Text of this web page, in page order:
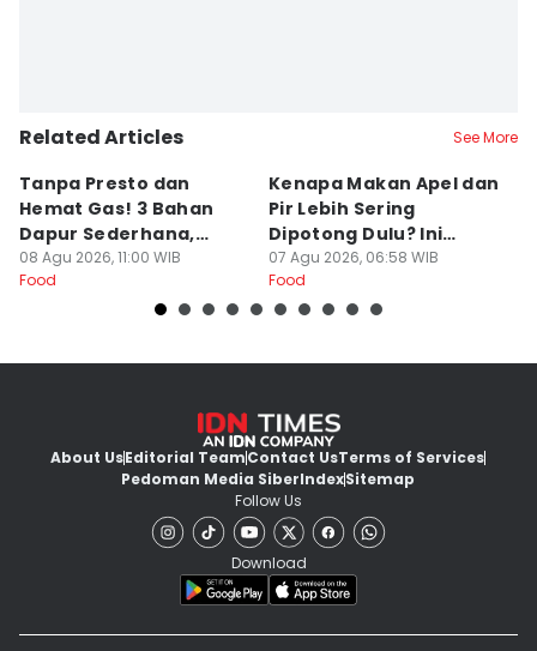
Related Articles See More
Tanpa Presto dan
Hemat Gas! 3 Bahan
Dapur Sederhana,
Daging Sapi Empuk
Dalam 15 Menit
08 Agu 2026, 11:00 WIB
Food
Kenapa Makan Apel dan
Pir Lebih Sering
Dipotong Dulu? Ini
Alasannya
07 Agu 2026, 06:58 WIB
Food
About UsEditorial TeamContact UsTerms of Services
Pedoman Media SiberIndexSitemap
Follow Us
Download